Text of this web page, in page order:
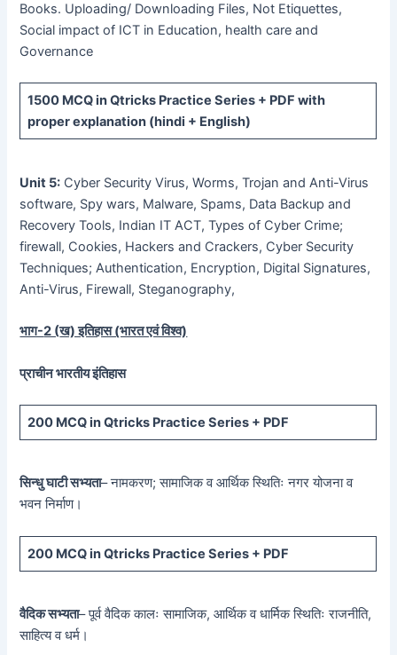
Books. Uploading/ Downloading Files, Not Etiquettes,
Social impact of ICT in Education, health care and
Governance
1500 MCQin Qtricks Practice Series + PDF with
proper explanation (hindi + English)
Unit 5: Cyber Security Virus, Worms, Trojan and Anti-Virus
software, Spy wars, Malware, Spams, Data Backup and
Recovery Tools, Indian IT ACT, Types of Cyber Crime;
firewall, Cookies, Hackers and Crackers, Cyber Security
Techniques; Authentication, Encryption, Digital Signatures,
Anti-Virus, Firewall, Steganography,
भाग-2 (ख) इतिहास (भारत एवं विश्व)
प्राचीन भारतीय इंतिहास
200 MCQin Qtricks Practice Series + PDF
सिन्धु घाटी सभ्यता– नामकरण; सामाजिक व आर्थिक स्थितिः नगर योजना व
भवन निर्माण।
200 MCQin Qtricks Practice Series + PDF
वैदिक सभ्यता– पूर्व वैदिक कालः सामाजिक, आर्थिक व धार्मिक स्थितिः राजनीति,
साहित्य व धर्म।